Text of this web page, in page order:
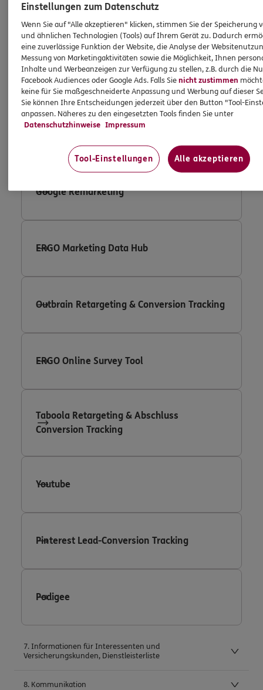
Facebook Conversion Tracking
Facebook Custom Audience
Google Remarketing
ERGO Marketing Data Hub
Outbrain Retargeting & Conversion Tracking
ERGO Online Survey Tool
Taboola Retargeting & Abschluss
Conversion Tracking
Youtube
Pinterest Lead-Conversion Tracking
Podigee
7. Informationen für Interessenten und
Versicherungskunden, Dienstleisterliste
8. Kommunikation
Einstellungen zum Datenschutz
Wenn Sie auf "Alle akzeptieren" klicken, stimmen Sie der Speicherung
und ähnlichen Technologien (Tools) auf Ihrem Gerät zu. Dadurch
eine zuverlässige Funktion der Website, die Analyse der
Messung von Marketingaktivitäten sowie die Möglichkeit, Ihnen
Inhalte und Werbeanzeigen zur Verfügung zu stellen, z.B. durch die
Facebook Audiences oder Google Ads. Falls Sienicht zustimmen
keine für Sie maßgeschneiderte Anpassung und Werbung auf dieser
Sie können Ihre Entscheidungen jederzeit über den Button "Tool-
anpassen. Näheres zu den eingesetzten Tools finden Sie unter
Datenschutzhinweise Impressum
Tool-Einstellungen Alle akzeptieren